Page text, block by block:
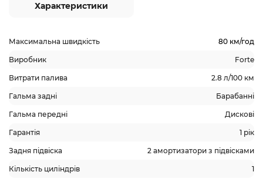
Характеристики
Максимальна швидкість 80 км/год
Виробник Forte
Витрати палива 2.8 л/100 км
Гальма задні Барабанні
Гальма передні Дискові
Гарантія 1 рік
Задня підвіска 2 амортизатори з підвісками
Кількість циліндрів 1